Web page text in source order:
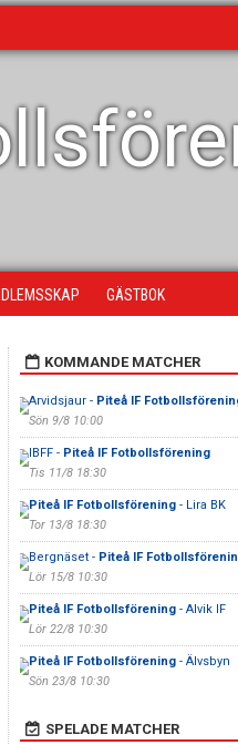
GÄSTBOK
KOMMANDE MATCHER
Arvidsjaur - Piteå IF
Sön 9/8 10:00
IBFF - Piteå IF Fotbollsförening
Tis 11/8 18:30
Piteå IF Fotbollsförening- Lira BK
Tor 13/8 18:30
Bergnäset - Piteå IF
Lör 15/8 10:30
Piteå IF Fotbollsförening- Alvik IF
Lör 22/8 10:30
Piteå IF Fotbollsförening- Älvsbyn
Sön 23/8 10:30
SPELADE MATCHER